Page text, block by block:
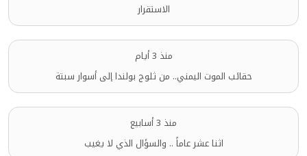
الاستقرار
منذ 3 أيام
حقائب الموت اليمني.. من ثلوج بولندا إلى أسوار سبتة
منذ 3 أسابيع
اثنا عشر عاماً .. والسؤال الذي لا يغيب